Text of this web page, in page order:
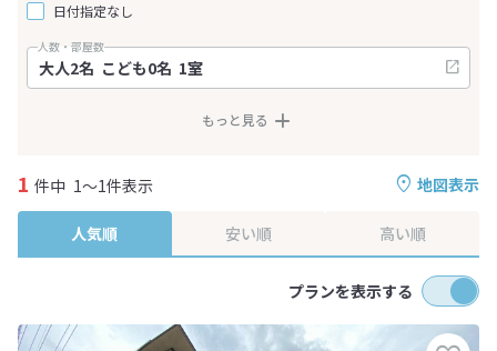
日付指定なし
人数・部屋数
もっと見る
地図表示
1 件中 1～1件表示
人気順 安い順 高い順
プランを表示する